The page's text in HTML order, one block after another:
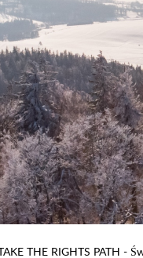
THE RIGHTS PATH -